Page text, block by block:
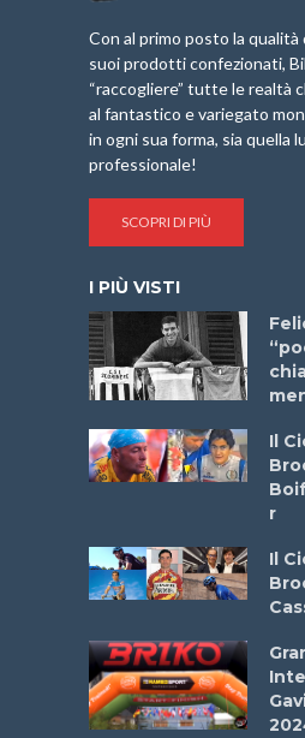
Con al primo posto la qualità
suoi prodotti confezionati,
“raccogliere” tutte le realtà
al fantastico e variegato
in ogni sua forma, sia quella
professionale!
SCOPRI DI PIÙ
I PIÙ VISTI
Il
r
Il